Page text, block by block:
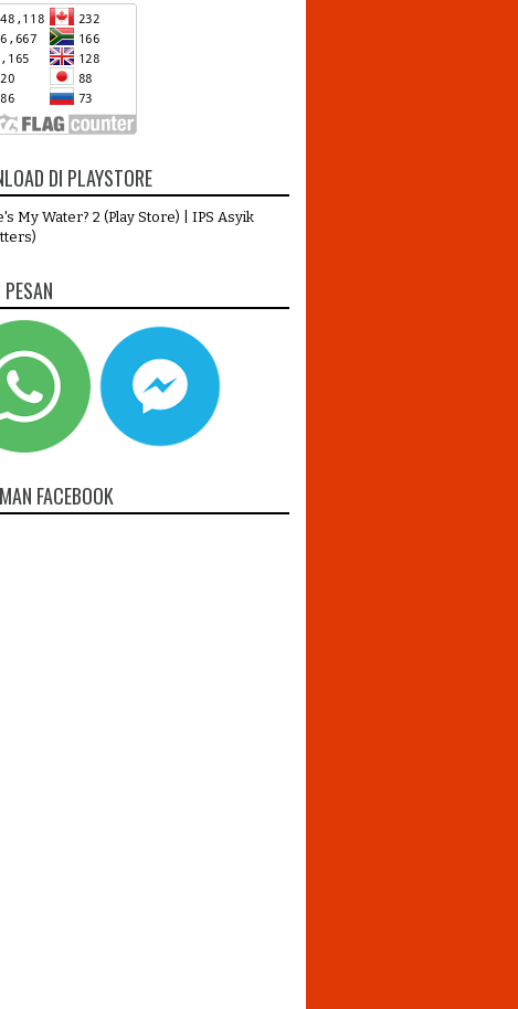
DI PLAYSTORE
My Water? 2 (Play Store)
IPS Asyik
FACEBOOK